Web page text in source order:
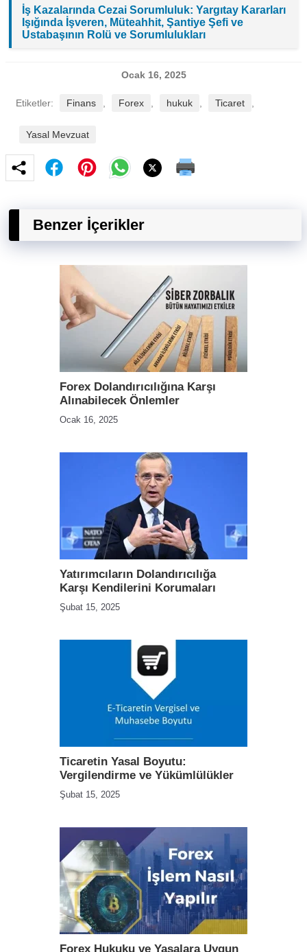
İş Kazalarında Cezai Sorumluluk: Yargıtay Kararları
Işığında İşveren, Müteahhit, Şantiye Şefi ve
Ustabaşının Rolü ve Sorumlulukları
Ocak 16, 2025
Etiketler: Finans Forex hukuk Ticaret
Yasal Mevzuat
Benzer İçerikler
Forex Dolandırıcılığına Karşı
Alınabilecek Önlemler
Ocak 16, 2025
Yatırımcıların Dolandırıcılığa
Karşı Kendilerini Korumaları
Şubat 15, 2025
Ticaretin Yasal Boyutu:
Vergilendirme ve Yükümlülükler
Şubat 15, 2025
Forex Hukuku ve Yasalara Uygun